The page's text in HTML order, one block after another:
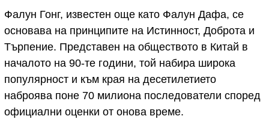
Фалун Гонг, известен още като Фалун Дафа, се
основава на принципите на Истинност, Доброта и
Търпение. Представен на обществото в Китай в
началото на 90-те години, той набира широка
популярност и към края на десетилетието
наброява поне 70 милиона последователи според
официални оценки от онова време.